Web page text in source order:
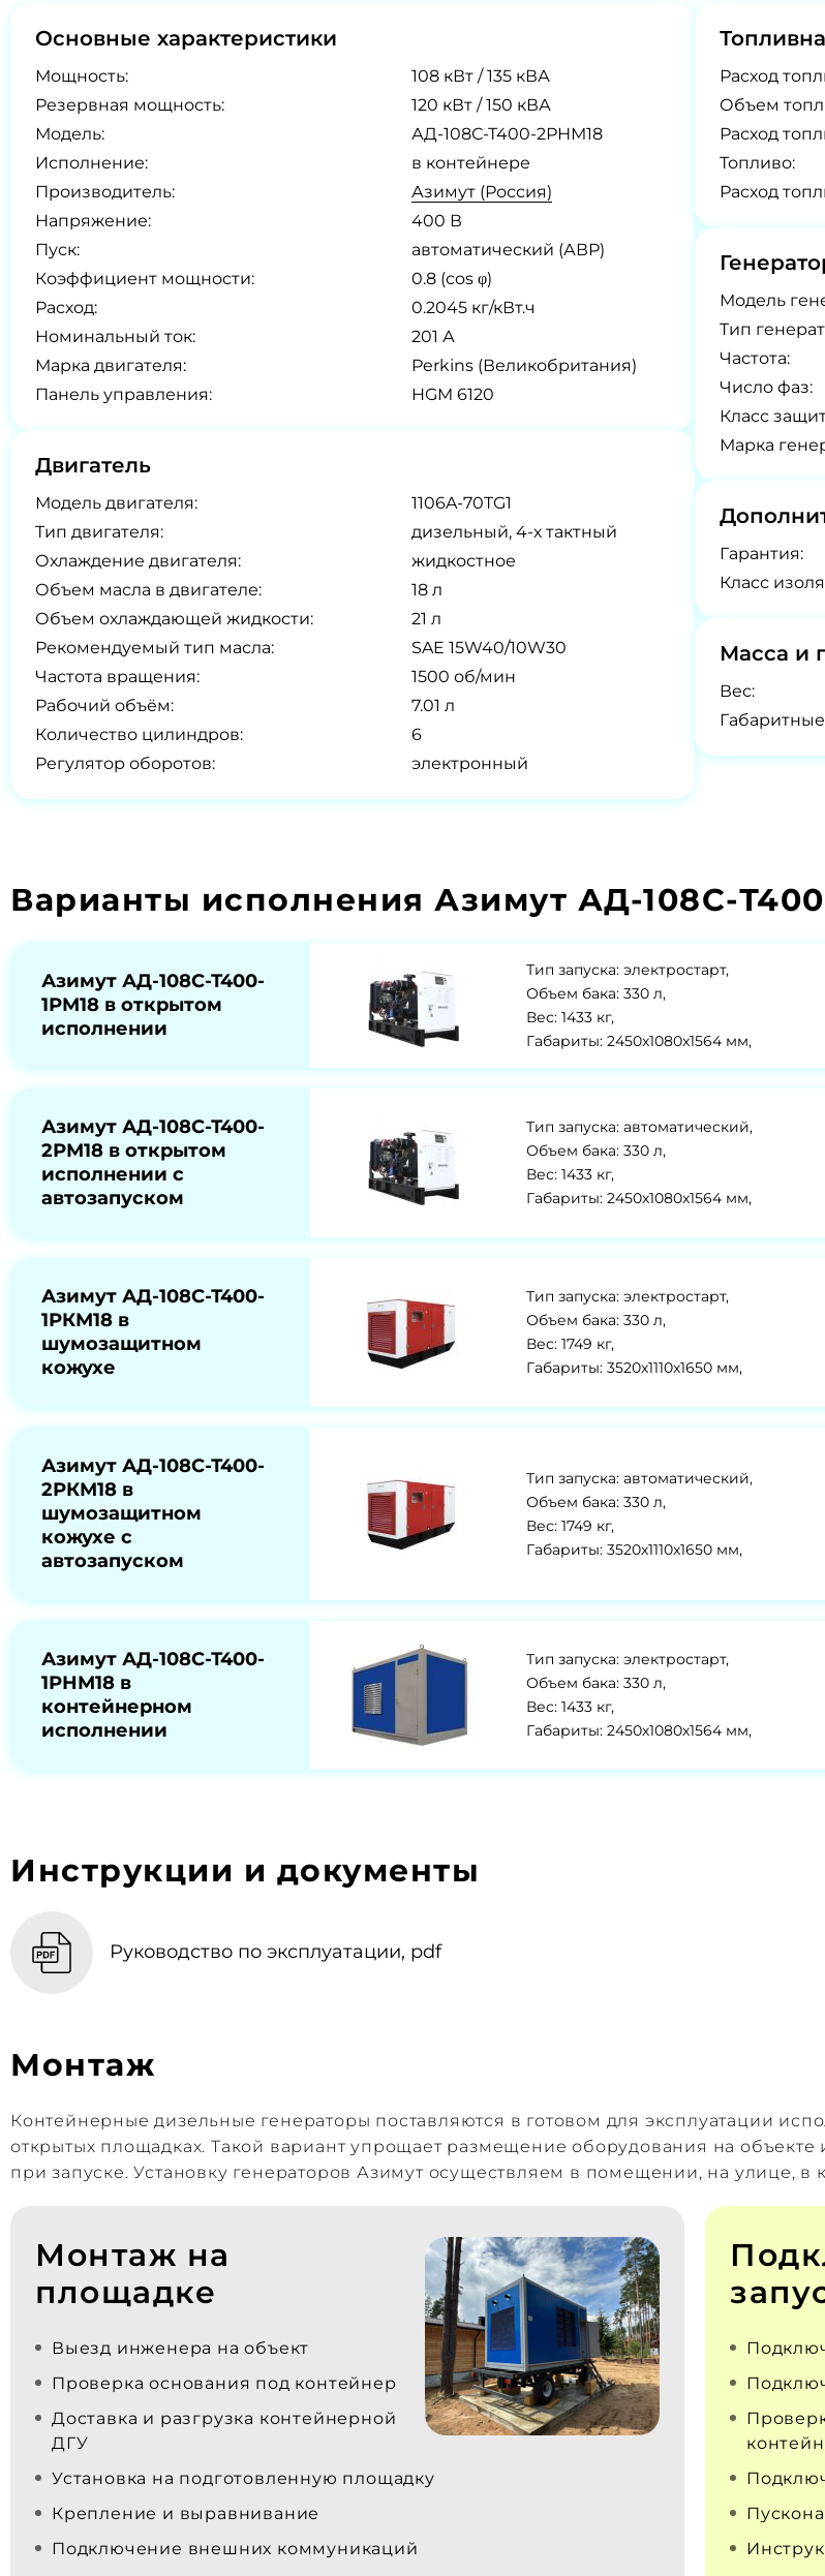
Основные характеристики
Мощность:
108 кВт / 135 кВА
Резервная мощность:
120 кВт / 150 кВА
Модель:
АД-108С-Т400-2РНМ18
Исполнение:
в контейнере
Производитель:
Азимут (Россия)
Напряжение:
400 В
Пуск:
автоматический (АВР)
Коэффициент мощности:
0.8 (cos φ)
Расход:
0.2045 кг/кВт.ч
Номинальный ток:
201 А
Марка двигателя:
Perkins (Великобритания)
Панель управления:
HGM 6120
Двигатель
Модель двигателя:
1106A-70TG1
Тип двигателя:
дизельный, 4-х тактный
Охлаждение двигателя:
жидкостное
Объем масла в двигателе:
18 л
Объем охлаждающей жидкости:
21 л
Рекомендуемый тип масла:
SAE 15W40/10W30
Частота вращения:
1500 об/мин
Рабочий объём:
7.01 л
Количество цилиндров:
6
Регулятор оборотов:
электронный
Расход
Объем
Расход
Топливо:
Расход
Модель
Tип
Частота:
Число фаз:
Класс
Марка
Гарантия:
Класс
Масса и
Вес:
Варианты исполнения Азимут АД-108С-
Азимут АД-108С-Т400-
1РМ18 в открытом
исполнении
Тип запуска: электростарт,
Объем бака: 330 л,
Вес: 1433 кг,
Габариты: 2450x1080x1564 мм,
Азимут АД-108С-Т400-
2РМ18 в открытом
исполнении с
автозапуском
Тип запуска: автоматический,
Объем бака: 330 л,
Вес: 1433 кг,
Габариты: 2450x1080x1564 мм,
Азимут АД-108С-Т400-
1РКМ18 в
шумозащитном
кожухе
Тип запуска: электростарт,
Объем бака: 330 л,
Вес: 1749 кг,
Габариты: 3520x1110x1650 мм,
Азимут АД-108С-Т400-
2РКМ18 в
шумозащитном
кожухе с
автозапуском
Тип запуска: автоматический,
Объем бака: 330 л,
Вес: 1749 кг,
Габариты: 3520x1110x1650 мм,
Азимут АД-108С-Т400-
1РНМ18 в
контейнерном
исполнении
Тип запуска: электростарт,
Объем бака: 330 л,
Вес: 1433 кг,
Габариты: 2450х1080х1564 мм,
Инструкции и документы
Руководство по эксплуатации, pdf
Монтаж
Контейнерные дизельные генераторы поставляются в готовом для эксплуатации
открытых площадках. Такой вариант упрощает размещение оборудования на
при запуске. Установку генераторов Азимут осуществляем в помещении, на улице, в
Монтаж на
площадке
Выезд инженера на объект
Проверка основания под контейнер
Доставка и разгрузка контейнерной
ДГУ
Установка на подготовленную площадку
Крепление и выравнивание
Подключение внешних коммуникаций